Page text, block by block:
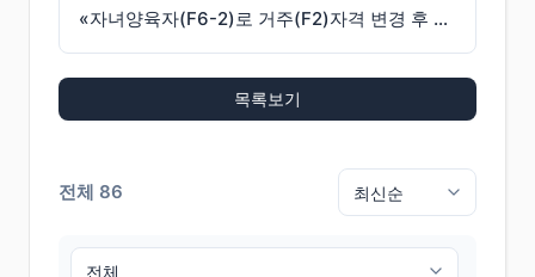
« 자녀양육자(F6-2)로 거주(F2)자격 변경 후 자녀가 성인이 된 자 체류기간 연장
목록보기
전체 86